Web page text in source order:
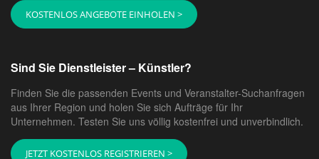
KOSTENLOS ANGEBOTE EINHOLEN >
Sind Sie Dienstleister – Künstler?
Finden Sie die passenden Events und Veranstalter-Suchanfragen
aus Ihrer Region und holen Sie sich Aufträge für Ihr
Unternehmen. Testen Sie uns völlig kostenfrei und unverbindlich.
JETZT KOSTENLOS REGISTRIEREN >